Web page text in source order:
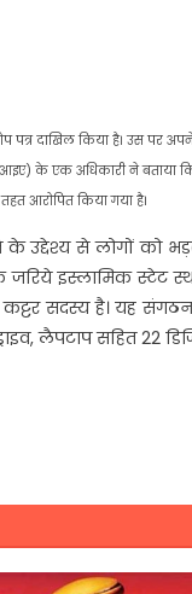
दाखिल किया है। उस पर
के एक अधिकारी ने बताया
आरोपित किया गया है।
के उद्देश्य से लोगों को
इस्लामिक स्टेट
सदस्य है। यह
लैपटाप सहित 22